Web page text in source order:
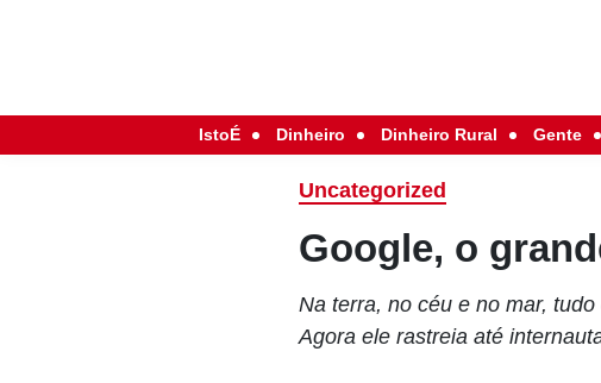
IstoÉ Dinheiro Dinheiro Rural Gente
Uncategorized
Google, o
Na terra, no céu e no mar,
Agora ele rastreia até